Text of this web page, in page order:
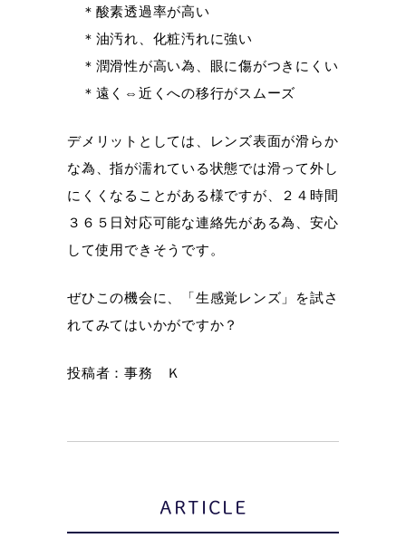
＊酸素透過率が高い
＊油汚れ、化粧汚れに強い
＊潤滑性が高い為、眼に傷がつきにくい
＊遠く⇔近くへの移行がスムーズ
デメリットとしては、レンズ表面が滑らか
な為、指が濡れている状態では滑って外し
にくくなることがある様ですが、２４時間
３６５日対応可能な連絡先がある為、安心
して使用できそうです。
ぜひこの機会に、「生感覚レンズ」を試さ
れてみてはいかがですか？
投稿者：事務 Ｋ
ARTICLE